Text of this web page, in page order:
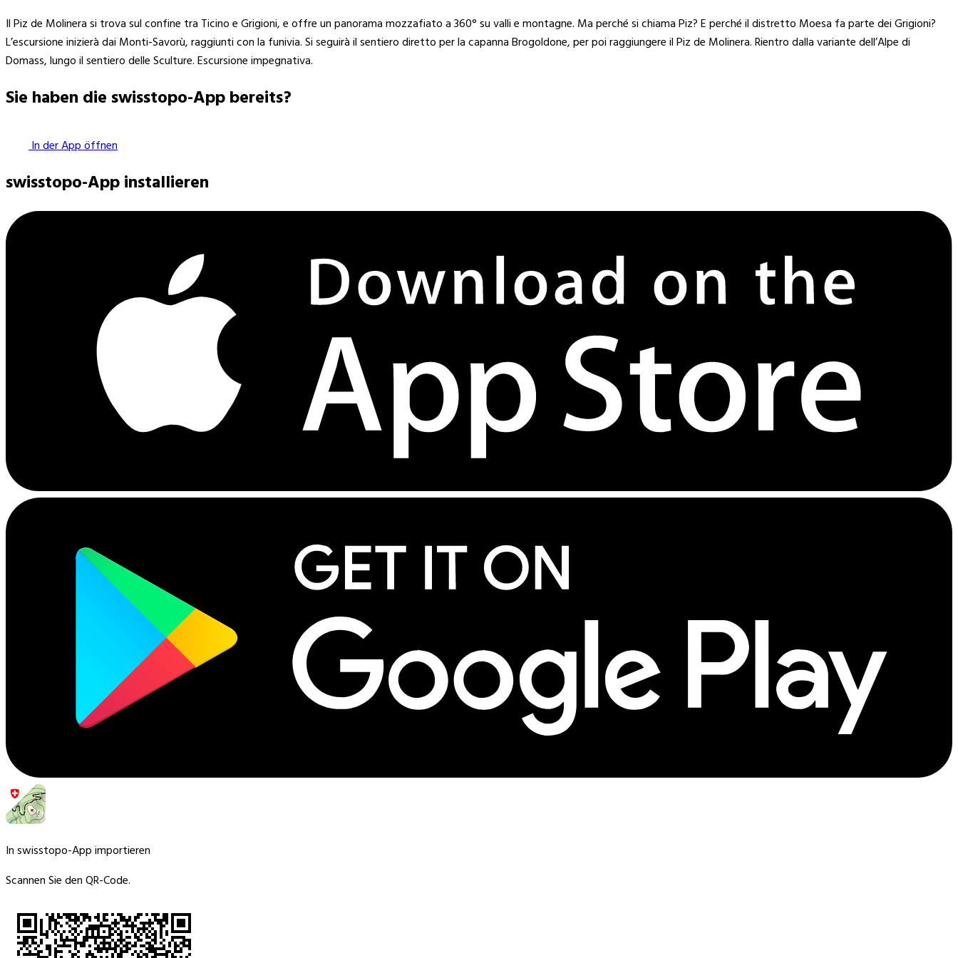
Il Piz de Molinera si trova sul confine tra Ticino e Grigioni, e offre un panorama mozzafiato a 360° su valli e montagne. Ma perché si chiama Piz? E perché il distretto Moesa fa parte dei Grigioni?
L’escursione inizierà dai Monti-Savorù, raggiunti con la funivia. Si seguirà il sentiero diretto per la capanna Brogoldone, per poi raggiungere il Piz de Molinera. Rientro dalla variante dell’Alpe di
Domass, lungo il sentiero delle Sculture. Escursione impegnativa.
Sie haben die swisstopo-App bereits?
In der App öffnen
swisstopo-App installieren
In swisstopo-App importieren
Scannen Sie den QR-Code.